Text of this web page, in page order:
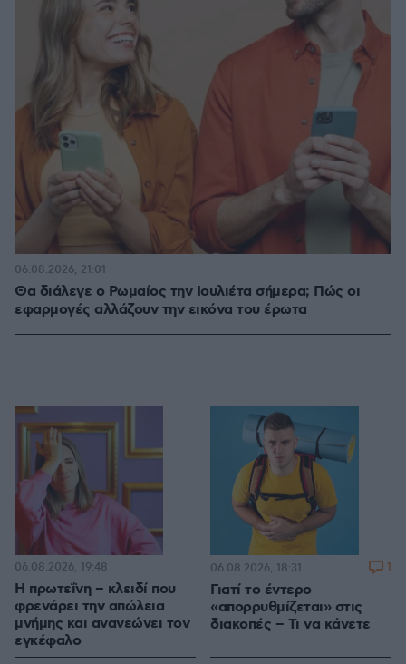
Θα διάλεγε ο Ρωμαίος την Ιουλιέτα σήμερα; Πώς οι
εφαρμογές αλλάζουν την εικόνα του έρωτα
06.08.2026, 21:01
Η πρωτεΐνη – κλειδί που
φρενάρει την απώλεια
μνήμης και ανανεώνει τον
εγκέφαλο
06.08.2026, 19:48
Γιατί το έντερο
«απορρυθμίζεται» στις
διακοπές – Τι να κάνετε
06.08.2026, 18:31 1